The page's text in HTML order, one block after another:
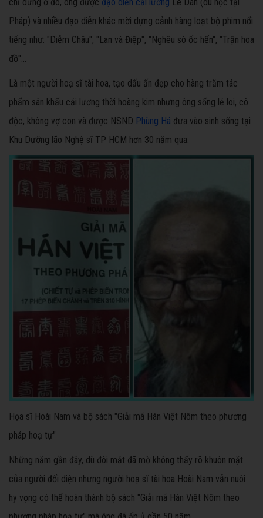
Pháp) và nhiều đạo diễn khác mời dựng cảnh hàng loạt bộ phim nổi
tiếng như: "Diễm Châu", "Lan và Điệp", "Nghêu sò ốc hến", "Trận hoa
đồ"…
Là một người hoạ sĩ tài hoa, tạo dấu ấn đẹp cho hàng trăm tác
phẩm sân khấu cải lương thời hoàng kim nhưng ông sống lẻ loi, cô
độc, không vợ con và được NSND Phùng Há đưa vào sinh sống tại
Khu Dưỡng lão Nghệ sĩ TP HCM hơn 30 năm qua.
Họa sĩ Hoài Nam và bộ sách "Giải mã Hán Việt Nôm theo phương
pháp hoạ tự"
Những năm gần đây, dù đôi mắt đã mờ không thấy rõ khuôn mặt
của người đối diện nhưng người hoạ sĩ tài hoa Hoài Nam vẫn nuôi
hy vọng có thể hoàn thành bộ sách "Giải mã Hán Việt Nôm theo